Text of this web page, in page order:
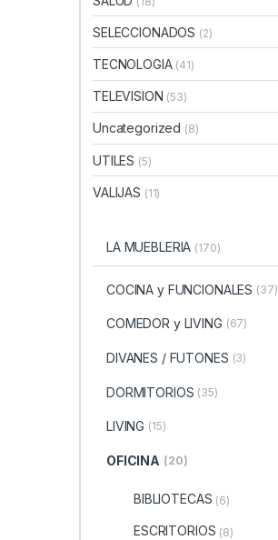
SELECCIONADOS (2)
TECNOLOGIA (41)
TELEVISION (53)
Uncategorized (8)
UTILES (5)
VALIJAS (11)
LA MUEBLERIA (170)
COCINA y FUNCIONALES (37)
COMEDOR y LIVING (67)
DIVANES / FUTONES (3)
DORMITORIOS (35)
LIVING (15)
OFICINA (20)
BIBLIOTECAS (6)
ESCRITORIOS (8)